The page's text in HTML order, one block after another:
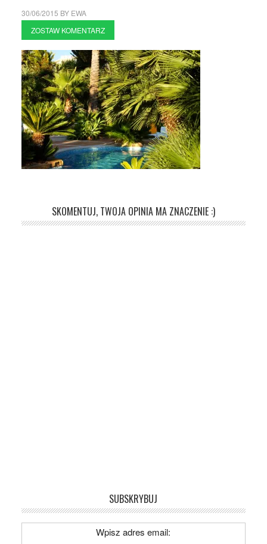
30/06/2015 BY EWA
ZOSTAW KOMENTARZ
SKOMENTUJ, TWOJA OPINIA MA ZNACZENIE :)
SUBSKRYBUJ
Wpisz adres email: